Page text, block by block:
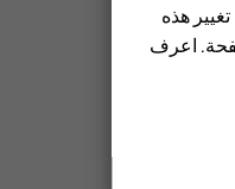
هذه
اعرف